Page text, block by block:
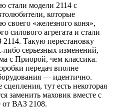
стали модели 2114 с
которые
своего «железного коня»,
силового агрегата и стали
2114. Такую перестановку
либо серьезных изменений,
с Приорой, чем классика.
передач вполне
— идентично.
тут есть некоторая
заменить маховик вместе с
от ВАЗ 2108.